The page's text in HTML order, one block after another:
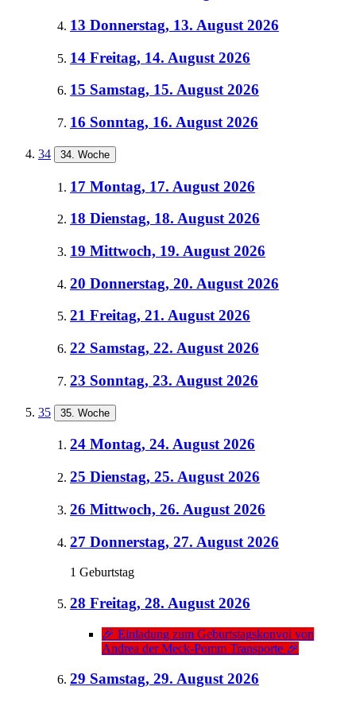
13 Donnerstag, 13. August 2026
14 Freitag, 14. August 2026
15 Samstag, 15. August 2026
16 Sonntag, 16. August 2026
34 34. Woche
17 Montag, 17. August 2026
18 Dienstag, 18. August 2026
19 Mittwoch, 19. August 2026
20 Donnerstag, 20. August 2026
21 Freitag, 21. August 2026
22 Samstag, 22. August 2026
23 Sonntag, 23. August 2026
35 35. Woche
24 Montag, 24. August 2026
25 Dienstag, 25. August 2026
26 Mittwoch, 26. August 2026
27 Donnerstag, 27. August 2026
1 Geburtstag
28 Freitag, 28. August 2026
🎉 Einladung zum Geburtstagskonvoi von
Andrea der Meck-Pomm Transporte 🎉
29 Samstag, 29. August 2026